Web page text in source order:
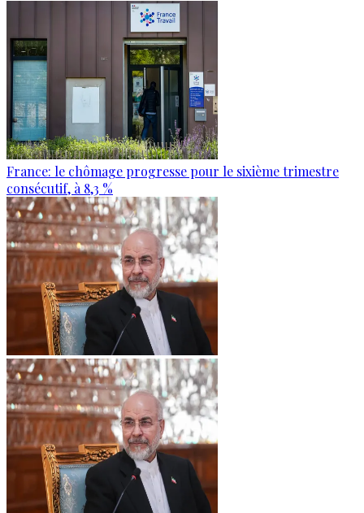
France: le chômage progresse pour le sixième trimestre
consécutif, à 8,3 %